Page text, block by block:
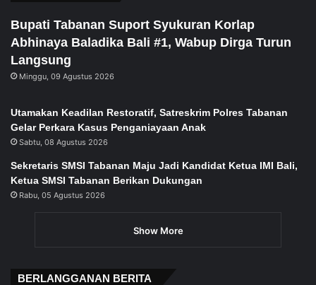
Bupati Tabanan Suport Syukuran Korlap
Abhinaya Baladika Bali #1, Wabup Dirga Turun
Langsung
Minggu, 09 Agustus 2026
Utamakan Keadilan Restoratif, Satreskrim Polres Tabanan
Gelar Perkara Kasus Penganiayaan Anak
Sabtu, 08 Agustus 2026
Sekretaris SMSI Tabanan Maju Jadi Kandidat Ketua IMI Bali,
Ketua SMSI Tabanan Berikan Dukungan
Rabu, 05 Agustus 2026
Show More
BERLANGGANAN BERITA